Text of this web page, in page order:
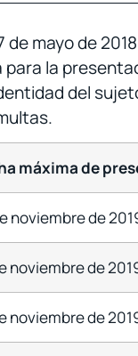
mayo de
la
del
máxima de
noviembre de
noviembre de
noviembre de